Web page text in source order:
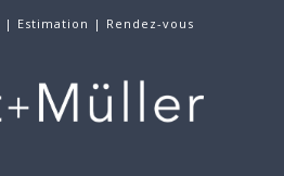
| Estimation | Rendez-vous